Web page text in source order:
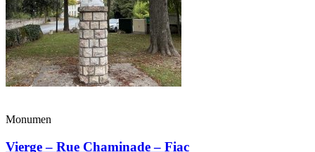
Monumen
Vierge – Rue Chaminade – Fiac